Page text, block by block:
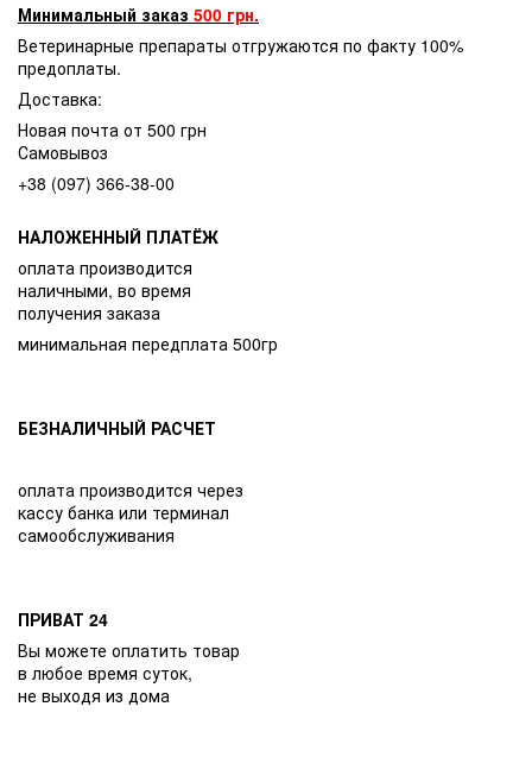
Минимальный заказ 500 грн.
Ветеринарные препараты отгружаются по факту 100%
предоплаты.
Доставка:
Новая почта от 500 грн
Самовывоз
+38 (097) 366-38-00
НАЛОЖЕННЫЙ ПЛАТЁЖ
оплата производится
наличными, во время
получения заказа
минимальная передплата 500гр
БЕЗНАЛИЧНЫЙ РАСЧЕТ
оплата производится через
кассу банка или терминал
самообслуживания
ПРИВАТ 24
Вы можете оплатить товар
в любое время суток,
не выходя из дома